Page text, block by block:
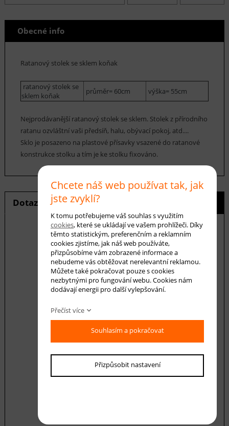
Obecné info
Ratanový stolek se sklem koňak
ratanový stolek se
sklem koňak
průměr= 60cm výška= 55cm
Nejprodávanější ratanový stolek se sklem. Stolek z přírodního
ratanu ozvláštní vaši předsíň, halu, obývací pokoj, atd....
Sklo je posazeno na plastové přísavky vsazené do ratanové
konstrukce stolku a tím je ke stolku fixováno.
Dotaz na produkt
E-mail *
Váš dotaz
Chcete náš web používat tak, jak
jste zvyklí?
K tomu potřebujeme váš souhlas s využitím
cookies, které se ukládají ve vašem prohlížeči. Díky
těmto statistickým, preferenčním a reklamním
cookies zjistíme, jak náš web používáte,
přizpůsobíme vám zobrazené informace a
nebudeme vás obtěžovat nerelevantní reklamou.
Můžete také pokračovat pouze s cookies
nezbytnými pro fungování webu. Cookies nám
dodávají energii pro další vylepšování.
Přečíst více
Souhlasím a pokračovat
Přizpůsobit nastavení